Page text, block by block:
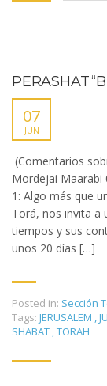
PERASHAT
07
JUN
(Comentarios
Mordejai Maarabi
1: Algo más que
Torá, nos invita a
tiempos y sus
unos 20 días […]
Posted in: Sección
Tags: JERUSALEM ,
SHABAT ,TORAH